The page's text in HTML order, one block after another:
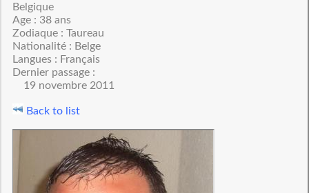
Belgique
Age : 38 ans
Zodiaque : Taureau
Nationalité : Belge
Langues : Français
Dernier passage :
19 novembre 2011
Back to list